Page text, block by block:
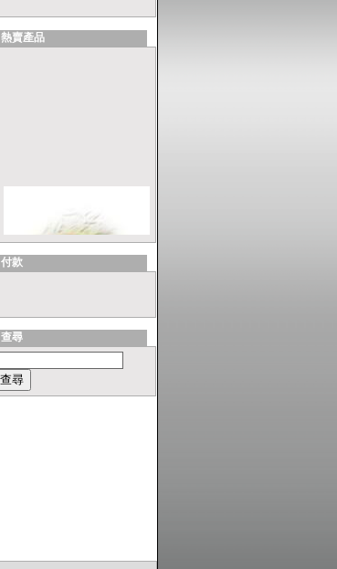
熱賣產品
ViewSonic MU203 Optical
Travel 滑鼠 Series, Model:
MU203RDS
付款
查尋